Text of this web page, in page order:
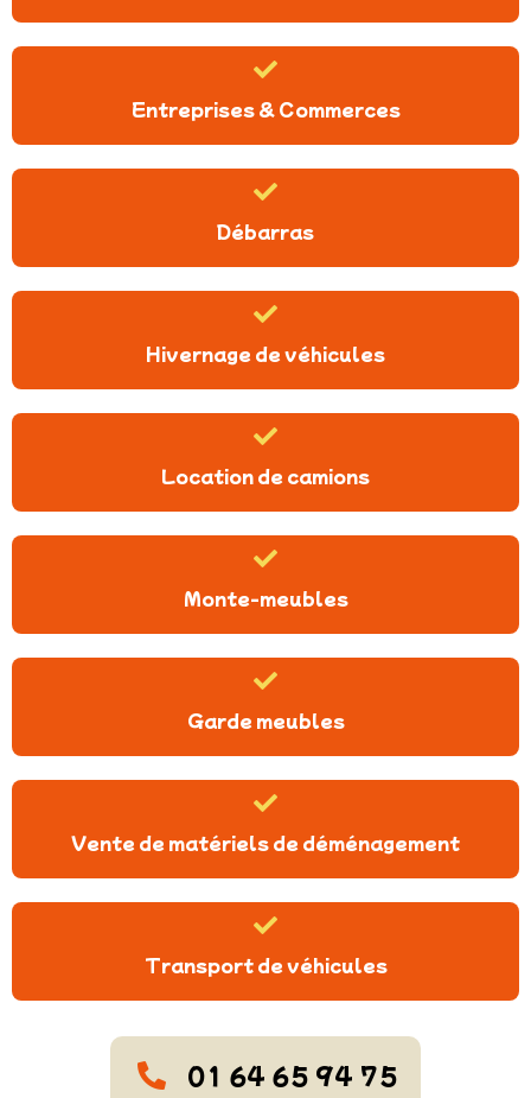
Entreprises & Commerces
Débarras
Hivernage de véhicules
Location de camions
Monte-meubles
Garde meubles
Vente de matériels de déménagement
Transport de véhicules
01 64 65 94 75